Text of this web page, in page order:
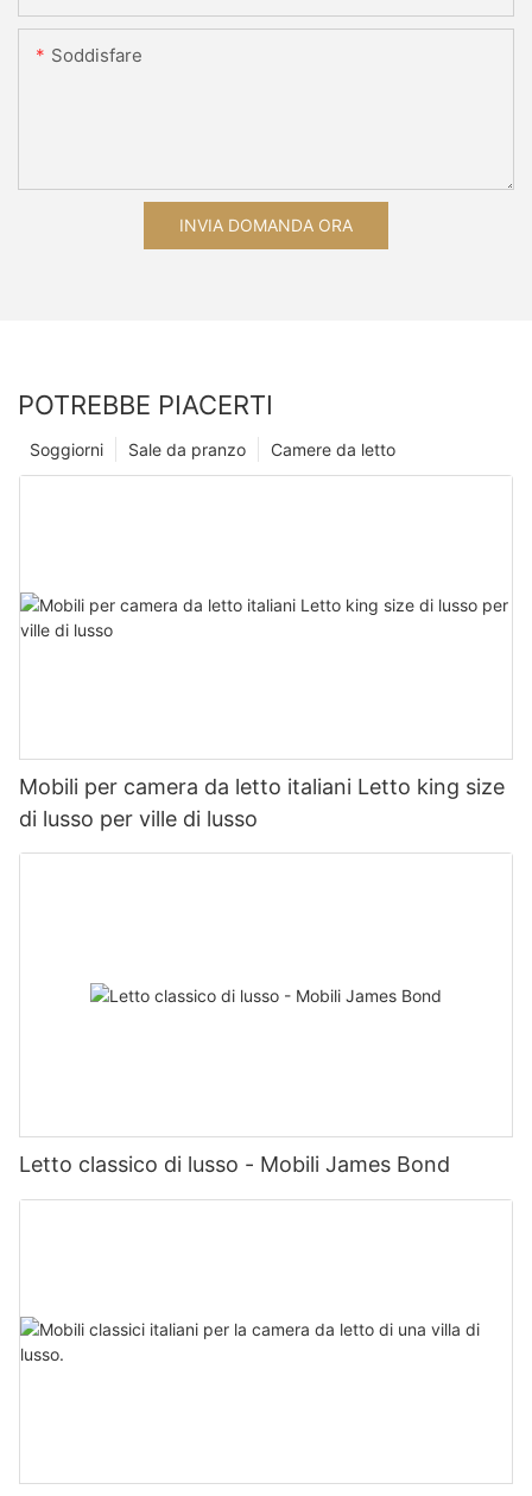
Soddisfare
INVIA DOMANDA ORA
POTREBBE PIACERTI
Camere da letto
Sale da pranzo
Soggiorni
Mobili per camera da letto italiani Letto king size
di lusso per ville di lusso
Letto classico di lusso - Mobili James Bond